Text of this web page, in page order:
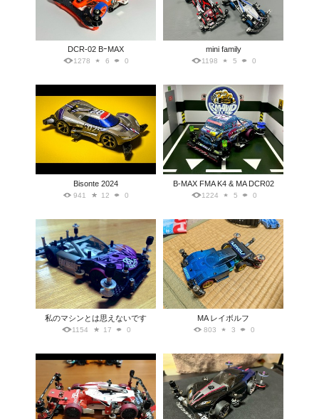
DCR-02 BｰMAX
1278 6 0
mini family
1198 5 0
Bisonte 2024
941 12 0
B-MAX FMA K4 & MA DCR02
1224 5 0
私のマシンとは思えないです
1154 17 0
MA レイボルフ
803 3 0